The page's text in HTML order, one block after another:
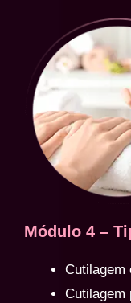
Módulo 4 –
Cutilagem
Cutilagem